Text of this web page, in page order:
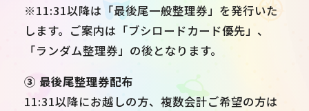
※11:31以降は「最後尾一般整理券」を発行いた
します。ご案内は「ブシロードカード優先」、
「ランダム整理券」の後となります。
③ 最後尾整理券配布
11:31以降にお越しの方、複数会計ご希望の方は